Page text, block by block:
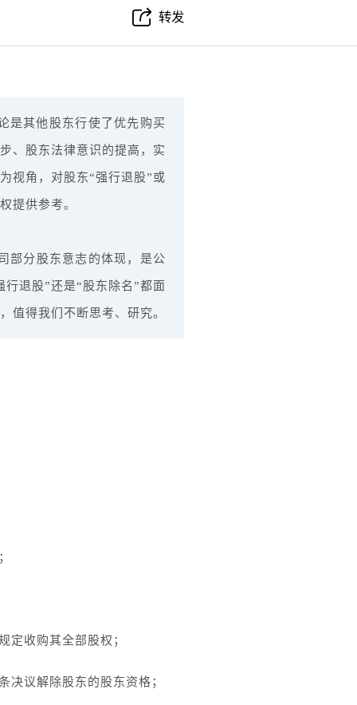
转发
是其他股东行使了优先购买
、股东法律意识的提高，实
视角，对股东“强行退股”或
提供参考。
部分股东意志的体现，是公
退股”还是“股东除名”都面
值得我们不断思考、研究。
定收购其全部股权；
决议解除股东的股东资格；